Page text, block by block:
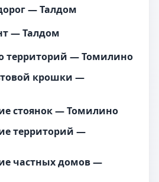
— Талдом
— Талдом
территорий — Томилино
крошки —
стоянок — Томилино
территорий —
частных домов —